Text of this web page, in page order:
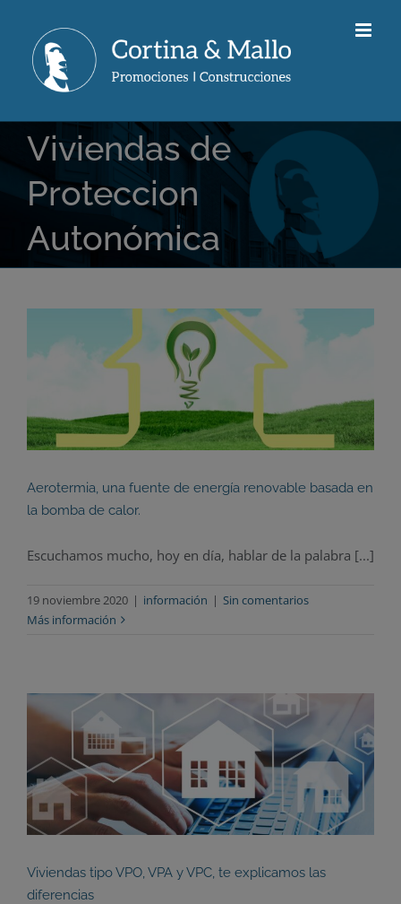
contenido
Viviendas de
Proteccion
Autonómica
Aerotermia, una fuente de energía renovable basada en
la bomba de calor.
Escuchamos mucho, hoy en día, hablar de la palabra [...]
19 noviembre 2020 | información | Sin comentarios
Más información
Viviendas tipo VPO, VPA y VPC, te explicamos las
diferencias